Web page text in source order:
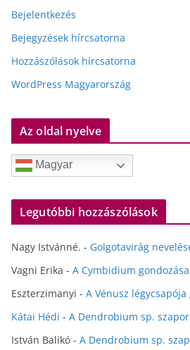
Bejelentkezés
Bejegyzések hírcsatorna
Hozzászólások hírcsatorna
WordPress Magyarország
Az oldal nyelve
Magyar
Legutóbbi hozzászólások
Nagy Istvánné. - Golgotavirág
Vagni Erika - A Cymbidium gondozása
Eszterzimanyi - A Vénusz légycsapója
Kátai Hédi - A Dendrobium sp.
István Balikó - A Dendrobium sp.